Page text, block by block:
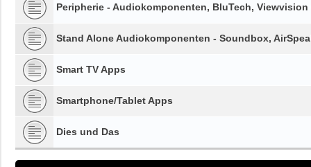
Peripherie - Audiokomponenten, BluTech, Viewvision
Stand Alone Audiokomponenten - Soundbox,
Smart TV Apps
Smartphone/Tablet Apps
Dies und Das